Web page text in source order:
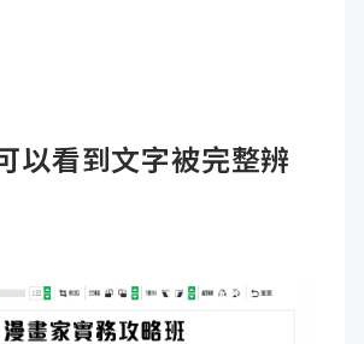
以看到文字被完整辨